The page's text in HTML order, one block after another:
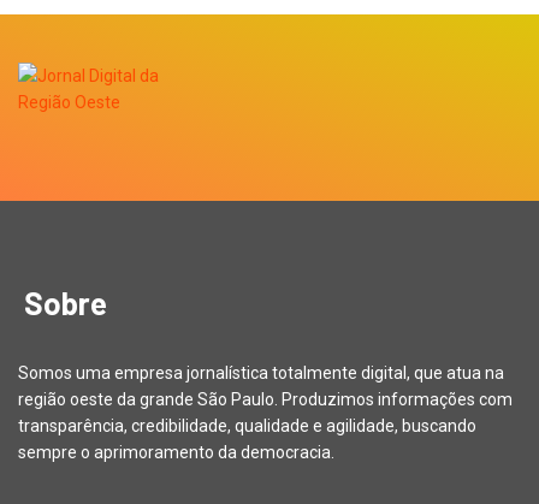
Sobre
Somos uma empresa jornalística totalmente digital, que atua na
região oeste da grande São Paulo. Produzimos informações com
transparência, credibilidade, qualidade e agilidade, buscando
sempre o aprimoramento da democracia.